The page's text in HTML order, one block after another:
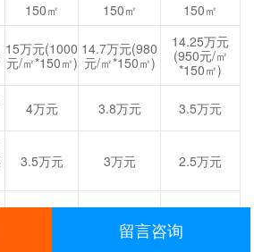
150㎡ 150㎡ 150㎡
15万元(1000
元/㎡*150㎡)
14.7万元(980
元/㎡*150㎡)
14.25万元
(950元/㎡
*150㎡)
4万元 3.8万元 3.5万元
3.5万元 3万元 2.5万元
2000元 1000元
留言咨询